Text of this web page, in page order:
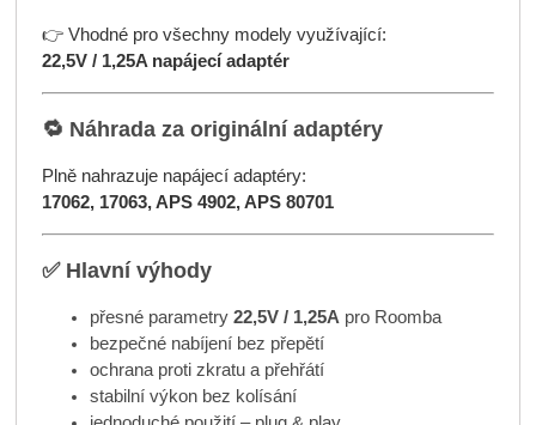
👉 Vhodné pro všechny modely využívající:
22,5V / 1,25A napájecí adaptér
🔁 Náhrada za originální adaptéry
Plně nahrazuje napájecí adaptéry:
17062, 17063, APS 4902, APS 80701
✅ Hlavní výhody
přesné parametry 22,5V / 1,25Apro Roomba
bezpečné nabíjení bez přepětí
ochrana proti zkratu a přehřátí
stabilní výkon bez kolísání